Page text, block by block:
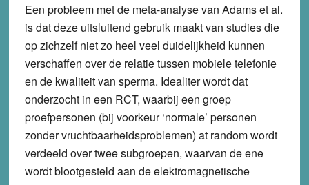
Een probleem met de meta-analyse van Adams et al.
is dat deze uitsluitend gebruik maakt van studies die
op zichzelf niet zo heel veel duidelijkheid kunnen
verschaffen over de relatie tussen mobiele telefonie
en de kwaliteit van sperma. Idealiter wordt dat
onderzocht in een RCT, waarbij een groep
proefpersonen (bij voorkeur ‘normale’ personen
zonder vruchtbaarheidsproblemen) at random wordt
verdeeld over twee subgroepen, waarvan de ene
wordt blootgesteld aan de elektromagnetische